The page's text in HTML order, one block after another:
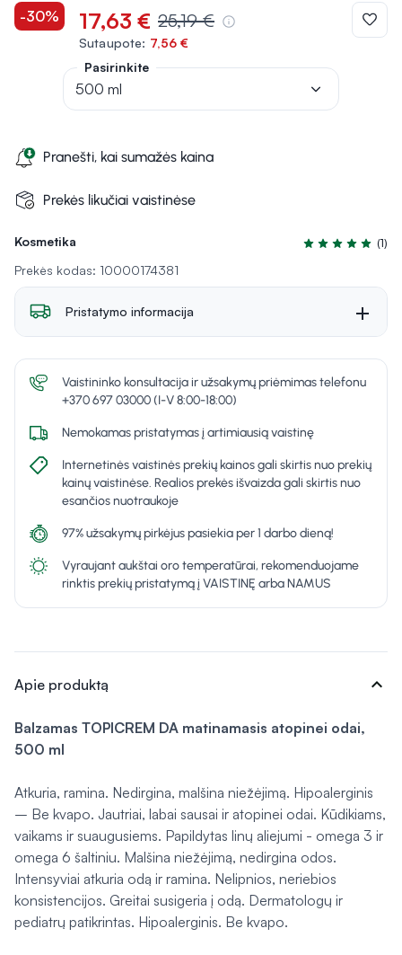
Kosmetika
Įvertinimas 5.0
(1)
Prekės kodas: 10000174381
-30% 17,63 € 25,19 €
Sutaupote: 7,56 €
Pranešti, kai sumažės kaina
Prekės likučiai vaistinėse
Pasirinkite
500 ml
Pristatymo informacija
Vaistininko konsultacija ir užsakymų priėmimas telefonu
+370 697 03000 (I-V 8:00-18:00)
Nemokamas pristatymas į artimiausią vaistinę
Internetinės vaistinės prekių kainos gali skirtis nuo prekių
kainų vaistinėse. Realios prekės išvaizda gali skirtis nuo
esančios nuotraukoje
97% užsakymų pirkėjus pasiekia per 1 darbo dieną!
Vyraujant aukštai oro temperatūrai, rekomenduojame
rinktis prekių pristatymą į VAISTINĘ arba NAMUS
Apie produktą expand_more
Balzamas TOPICREM DA matinamasis atopinei odai,
500 ml
Atkuria, ramina. Nedirgina, malšina niežėjimą. Hipoalerginis
– Be kvapo. Jautriai, labai sausai ir atopinei odai. Kūdikiams,
vaikams ir suaugusiems. Papildytas linų aliejumi - omega 3 ir
omega 6 šaltiniu. Malšina niežėjimą, nedirgina odos.
Intensyviai atkuria odą ir ramina. Nelipnios, neriebios
konsistencijos. Greitai susigeria į odą. Dermatologų ir
pediatrų patikrintas. Hipoalerginis. Be kvapo.